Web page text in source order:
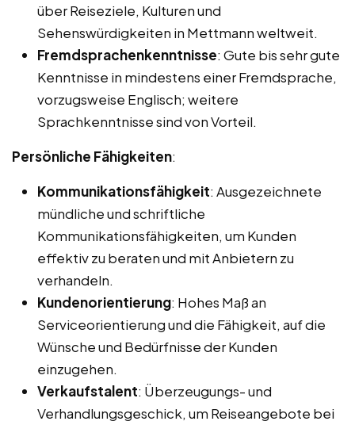
über Reiseziele, Kulturen und
Sehenswürdigkeiten in Mettmann weltweit.
Fremdsprachenkenntnisse: Gute bis sehr gute
Kenntnisse in mindestens einer Fremdsprache,
vorzugsweise Englisch; weitere
Sprachkenntnisse sind von Vorteil.
Persönliche Fähigkeiten:
Kommunikationsfähigkeit: Ausgezeichnete
mündliche und schriftliche
Kommunikationsfähigkeiten, um Kunden
effektiv zu beraten und mit Anbietern zu
verhandeln.
Kundenorientierung: Hohes Maß an
Serviceorientierung und die Fähigkeit, auf die
Wünsche und Bedürfnisse der Kunden
einzugehen.
Verkaufstalent: Überzeugungs- und
Verhandlungsgeschick, um Reiseangebote bei